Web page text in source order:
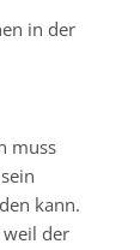
in der
muss
kann.
weil der